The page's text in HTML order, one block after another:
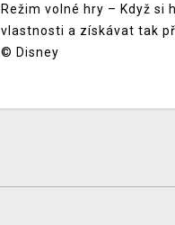
Režim volné hry – Když si
vlastnosti a získávat tak
© Disney